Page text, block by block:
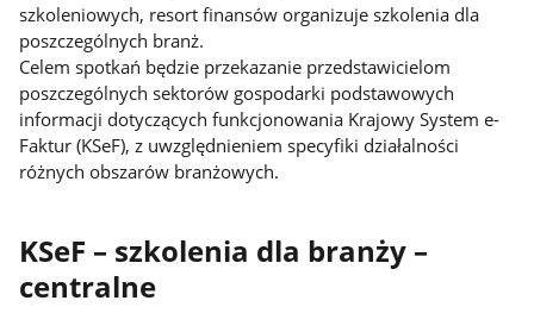
szkoleniowych, resort finansów organizuje szkolenia dla
poszczególnych branż.
Celem spotkań będzie przekazanie przedstawicielom
poszczególnych sektorów gospodarki podstawowych
informacji dotyczących funkcjonowania Krajowy System e-
Faktur (KSeF), z uwzględnieniem specyfiki działalności
różnych obszarów branżowych.
KSeF – szkolenia dla branży –
centralne